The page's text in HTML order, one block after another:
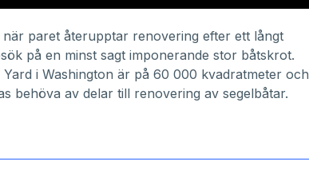
paret återupptar renovering efter ett långt
på en minst sagt imponerande stor båtskrot.
i Washington är på 60 000 kvadratmeter och
behöva av delar till renovering av segelbåtar.